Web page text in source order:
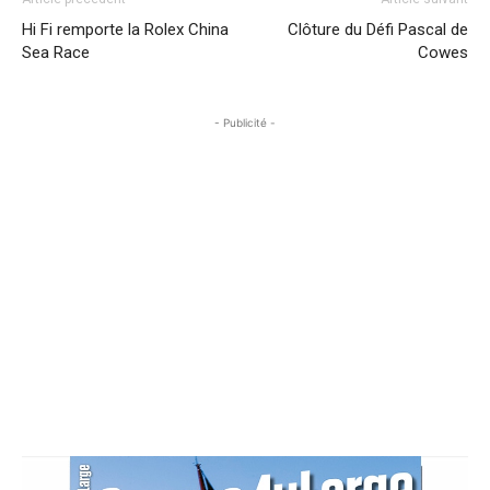
Hi Fi remporte la Rolex China
Sea Race
Clôture du Défi Pascal de
Cowes
- Publicité -